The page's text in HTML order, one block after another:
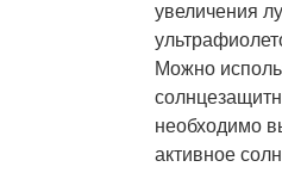
увеличения
Можно
необходимо
активное